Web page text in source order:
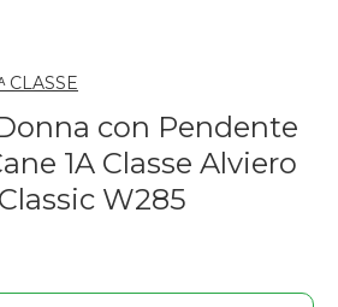
CLASSE
con Pendente
1A Classe Alviero
W285